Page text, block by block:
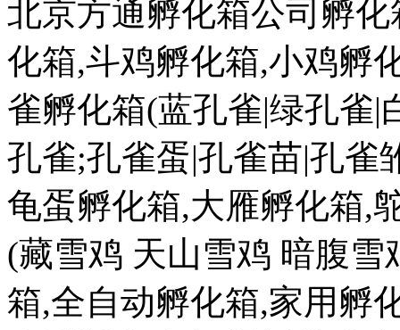
北京方通孵化箱公司孵
化箱,斗鸡孵化箱,小鸡孵
雀孵化箱(蓝孔雀|绿孔雀|
孔雀;孔雀蛋|孔雀苗|孔雀
龟蛋孵化箱,大雁孵化箱,
(藏雪鸡 天山雪鸡 暗腹
箱,全自动孵化箱,家用孵